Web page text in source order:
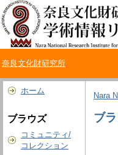
奈良文化財研究所
ホーム
ブラウズ
コミュニティ/
コレクション
Nara
ブ